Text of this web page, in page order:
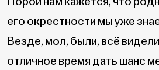
его окрестности мы уже
Везде, мол, были, всё
отличное время дать шанс